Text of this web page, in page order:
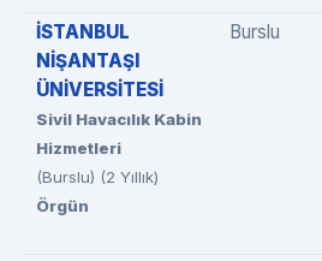
İSTANBUL
NİŞANTAŞI
ÜNİVERSİTESİ
Sivil Havacılık Kabin
Hizmetleri
(Burslu) (2 Yıllık)
Örgün
Burslu